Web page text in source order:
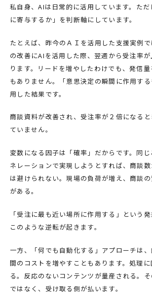
私自身、AIは日常的に活用しています。ただ
に寄与するか」を判断軸にしています。
たとえば、昨今のＡＩを活用した支援実例
の改善にAIを活用した際、翌週から受注率
ります。リードを増やしたわけでも、発信
もありません。「意思決定の瞬間に作用す
用した結果です。
商談資料が改善され、受注率が２倍になる
ていません。
変数になる因子は「確率」だからです。同
ネレーションで実現しようとすれば、商談
は避けられない。現場の負荷が増え、商談
がある。
「受注に最も近い場所に作用する」という発
このような逆転が起きます。
一方、「何でも自動化する」アプローチは
間のコストを増やすこともあります。処理
る。反応のないコンテンツが量産される。
ではなく、受け取る側が払います。